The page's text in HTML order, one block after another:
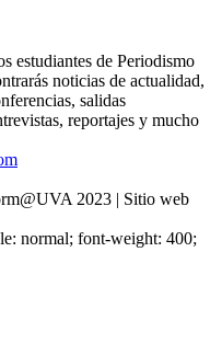
estudiantes de Periodismo
noticias de actualidad,
salidas
reportajes y mucho
2023 | Sitio web
normal; font-weight: 400;